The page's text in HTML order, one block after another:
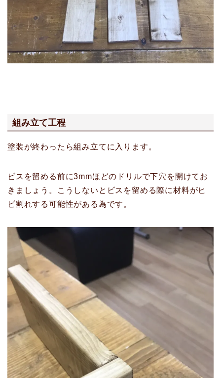
組み立て工程
塗装が終わったら組み立てに入ります。
ビスを留める前に3mmほどのドリルで下穴を開けてお
きましょう。こうしないとビスを留める際に材料がヒ
ビ割れする可能性がある為です。